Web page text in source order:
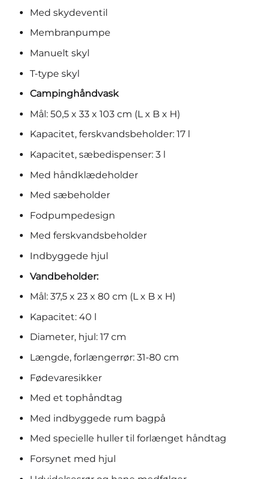
Med skydeventil
Membranpumpe
Manuelt skyl
T-type skyl
Campinghåndvask
Mål: 50,5 x 33 x 103 cm (L x B x H)
Kapacitet, ferskvandsbeholder: 17 l
Kapacitet, sæbedispenser: 3 l
Med håndklædeholder
Med sæbeholder
Fodpumpedesign
Med ferskvandsbeholder
Indbyggede hjul
Vandbeholder:
Mål: 37,5 x 23 x 80 cm (L x B x H)
Kapacitet: 40 l
Diameter, hjul: 17 cm
Længde, forlængerrør: 31-80 cm
Fødevaresikker
Med et tophåndtag
Med indbyggede rum bagpå
Med specielle huller til forlænget håndtag
Forsynet med hjul